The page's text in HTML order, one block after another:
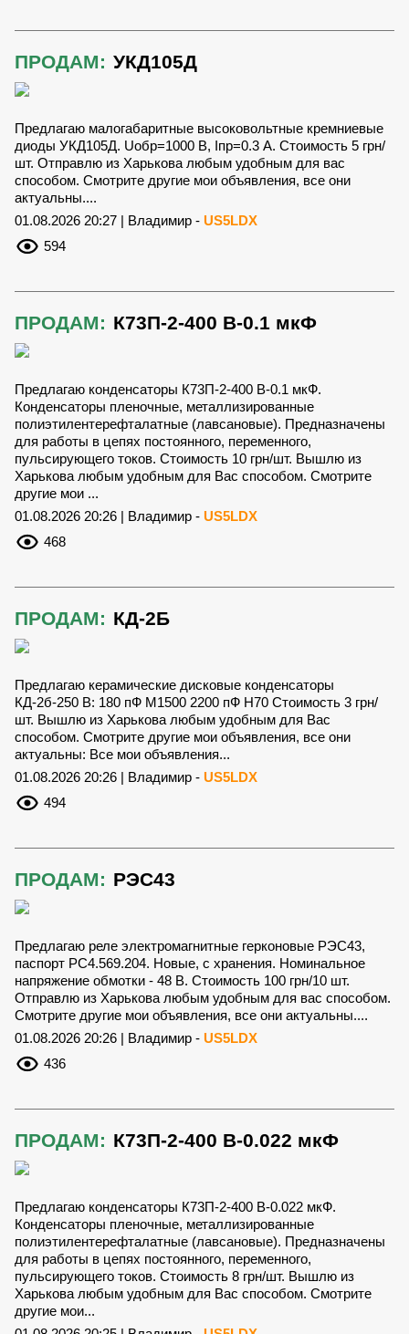
ПРОДАМ: УКД105Д
Предлагаю малогабаритные высоковольтные кремниевые
диоды УКД105Д. Uобр=1000 В, Iпр=0.3 А. Стоимость 5 грн/
шт. Отправлю из Харькова любым удобным для вас
способом. Смотрите другие мои объявления, все они
актуальны....
01.08.2026 20:27 | Владимир - US5LDX
594
ПРОДАМ: К73П-2-400 В-0.1 мкФ
Предлагаю конденсаторы К73П-2-400 В-0.1 мкФ.
Конденсаторы пленочные, металлизированные
полиэтилентерефталатные (лавсановые). Предназначены
для работы в цепях постоянного, переменного,
пульсирующего токов. Стоимость 10 грн/шт. Вышлю из
Харькова любым удобным для Вас способом. Смотрите
другие мои ...
01.08.2026 20:26 | Владимир - US5LDX
468
ПРОДАМ: КД-2Б
Предлагаю керамические дисковые конденсаторы
КД-2б-250 В: 180 пФ М1500 2200 пФ Н70 Стоимость 3 грн/
шт. Вышлю из Харькова любым удобным для Вас
способом. Смотрите другие мои объявления, все они
актуальны: Все мои объявления...
01.08.2026 20:26 | Владимир - US5LDX
494
ПРОДАМ: РЭС43
Предлагаю реле электромагнитные герконовые РЭС43,
паспорт РС4.569.204. Новые, с хранения. Номинальное
напряжение обмотки - 48 В. Стоимость 100 грн/10 шт.
Отправлю из Харькова любым удобным для вас способом.
Смотрите другие мои объявления, все они актуальны....
01.08.2026 20:26 | Владимир - US5LDX
436
ПРОДАМ: К73П-2-400 В-0.022 мкФ
Предлагаю конденсаторы К73П-2-400 В-0.022 мкФ.
Конденсаторы пленочные, металлизированные
полиэтилентерефталатные (лавсановые). Предназначены
для работы в цепях постоянного, переменного,
пульсирующего токов. Стоимость 8 грн/шт. Вышлю из
Харькова любым удобным для Вас способом. Смотрите
другие мои...